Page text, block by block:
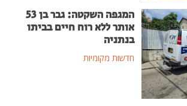
המגפה השקטה: גבר בן 53
אותר ללא רוח חיים בביתו
בנתניה
חדשות מקומיות